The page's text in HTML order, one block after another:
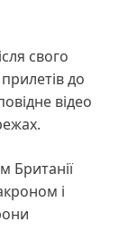
свого
до
відео
Британії
і